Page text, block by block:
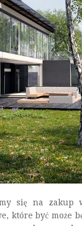
się na
które być może